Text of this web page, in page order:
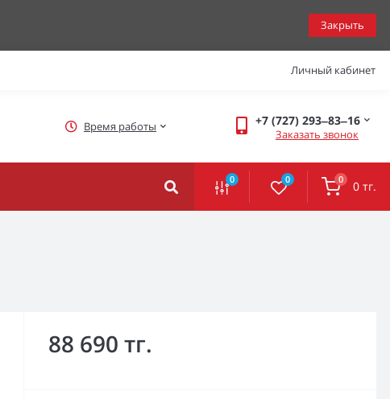
Закрыть
Личный кабинет
Время работы +7 (727) 293‒83‒16
Заказать звонок
0 0 0 0 тг.
88 690 тг.